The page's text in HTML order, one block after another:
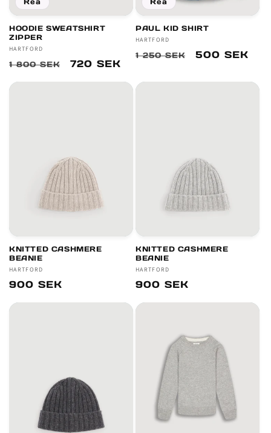
HOODIE SWEATSHIRT
ZIPPER
Säljare:
HARTFORD
Ordinarie
1 800 SEK Försäljningspris
720 SEK
PAUL KID SHIRT
Säljare:
HARTFORD
Ordinarie
1 250 SEK 500 SEK
KNITTED CASHMERE
BEANIE
Säljare:
HARTFORD
Ordinarie
900 SEK
KNITTED CASHMERE
BEANIE
Säljare:
HARTFORD
Ordinarie
900 SEK